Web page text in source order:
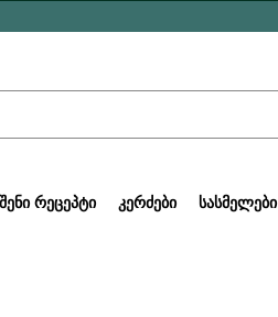
ᲨᲔᲜᲘ ᲠᲔᲪᲔᲞᲢᲘ ᲙᲔᲠᲫᲔᲑᲘ ᲡᲐᲡᲛᲔᲚᲔᲑᲘ